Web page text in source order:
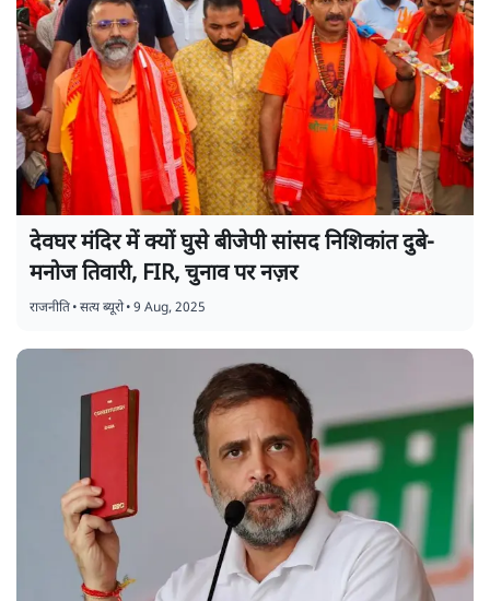
देवघर मंदिर में क्यों घुसे बीजेपी सांसद निशिकांत दुबे-
मनोज तिवारी, FIR, चुनाव पर नज़र
राजनीति•सत्य ब्यूरो•9 Aug, 2025